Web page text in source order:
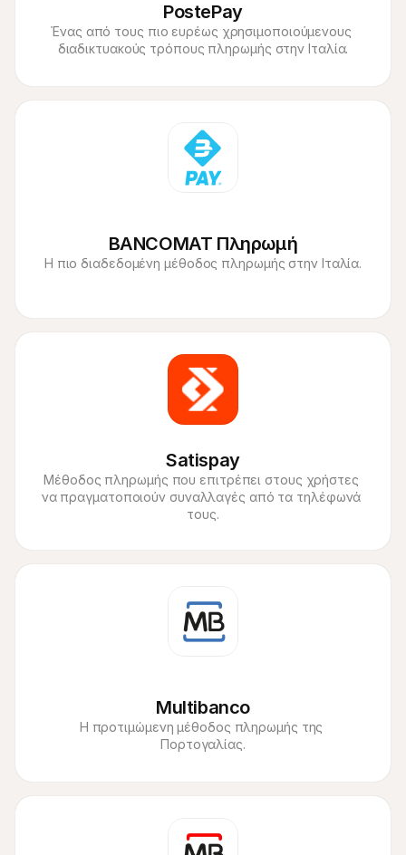
PostePay
Ένας από τους πιο ευρέως χρησιμοποιούμενους
διαδικτυακούς τρόπους πληρωμής στην Ιταλία.
BANCOMAT Πληρωμή
Η πιο διαδεδομένη μέθοδος πληρωμής στην Ιταλία.
Satispay
Μέθοδος πληρωμής που επιτρέπει στους χρήστες
να πραγματοποιούν συναλλαγές από τα τηλέφωνά
τους.
Multibanco
Η προτιμώμενη μέθοδος πληρωμής της
Πορτογαλίας.